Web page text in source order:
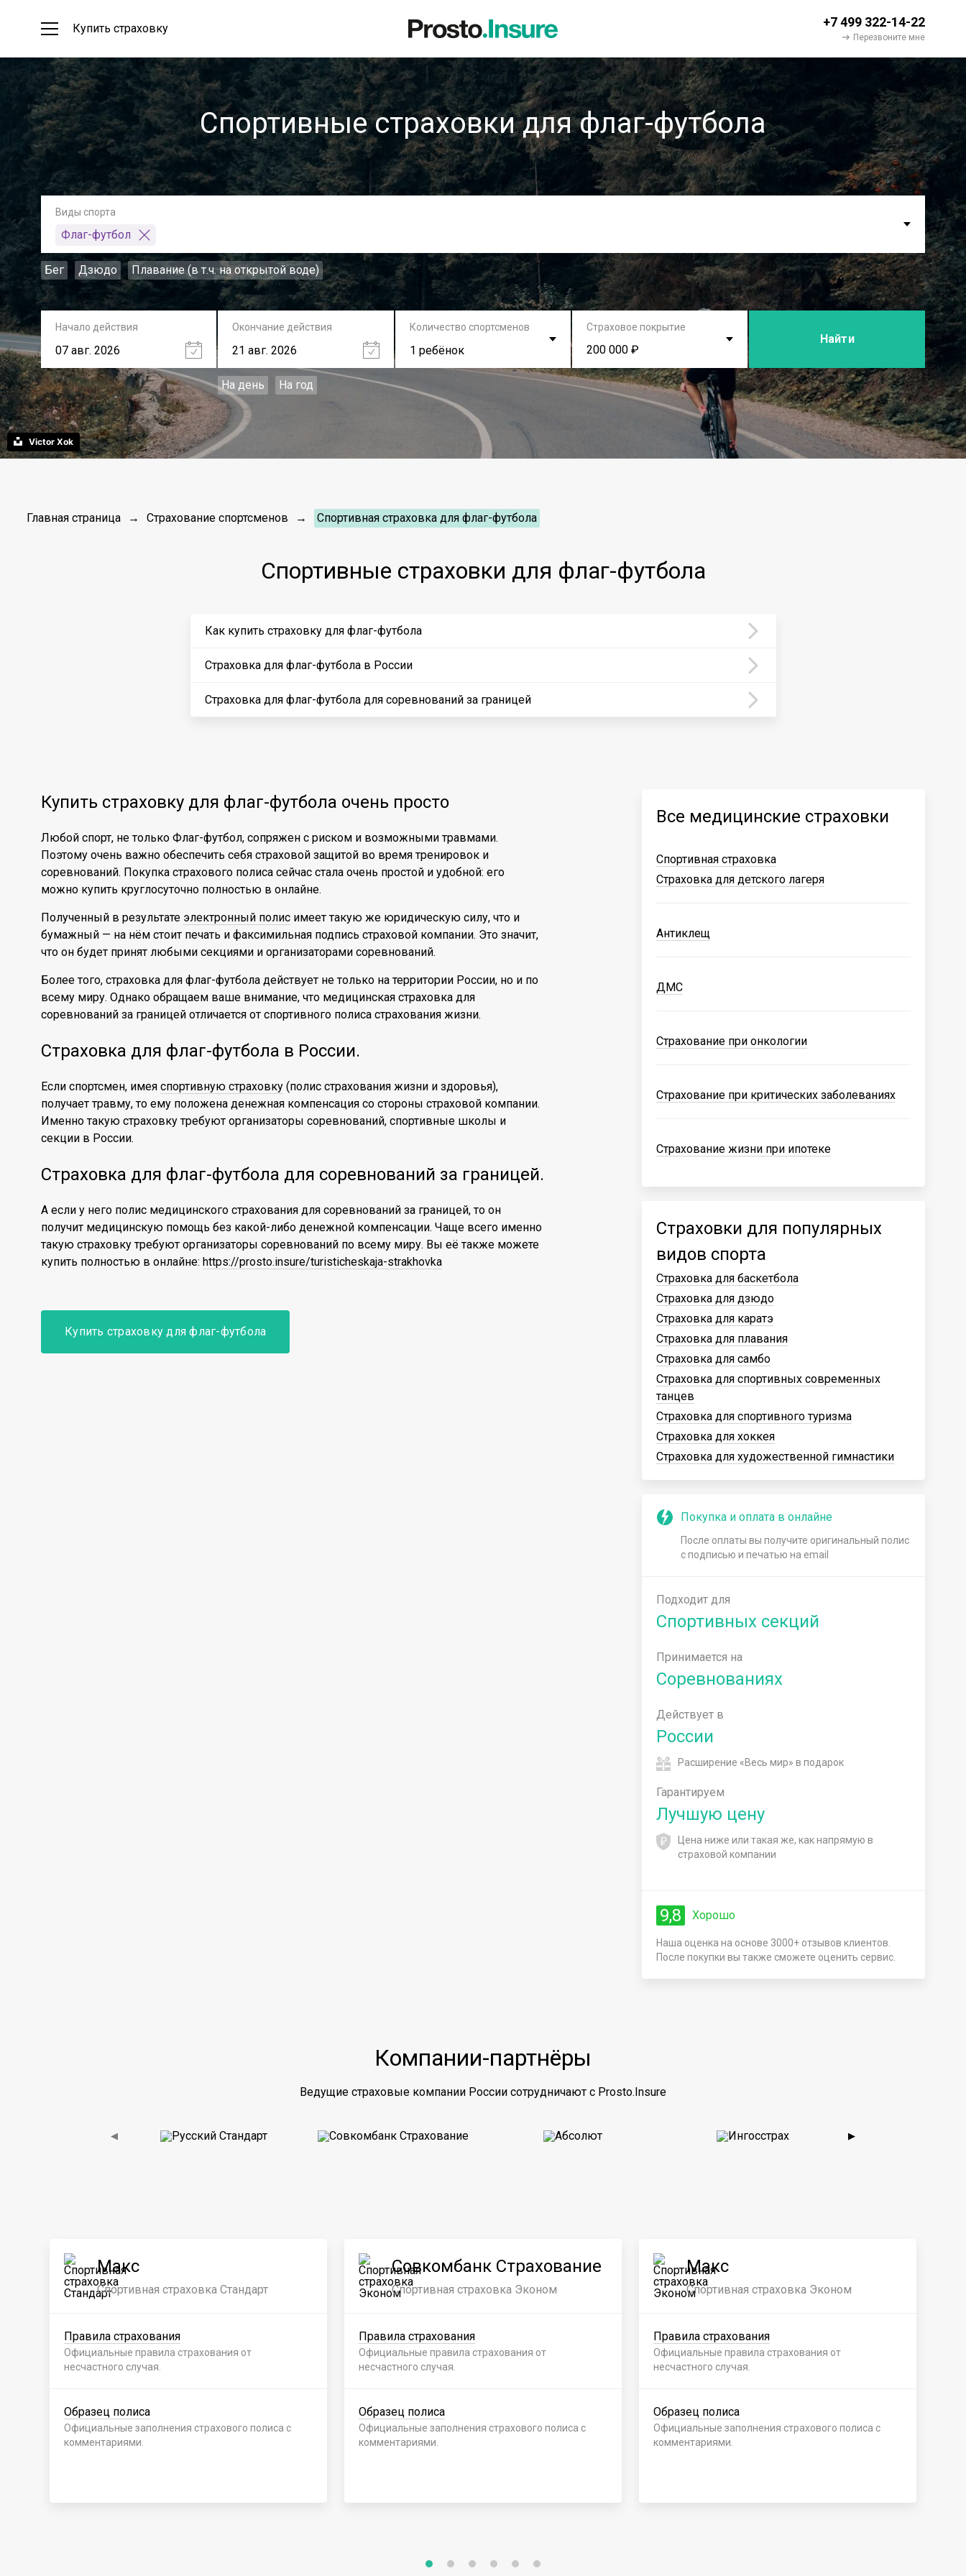
Купить страховку +7 499 322-14-22
Перезвоните мне
Спортивные страховки для флаг-футбола
Victor Xok
Виды спорта
Флаг-футбол
Бег Дзюдо Плавание (в т.ч. на открытой воде)
Начало действия Окончание действия
На день На год
Количество спортсменов
1 ребёнок
Страховое покрытие
200 000 ₽
Найти
Главная страница Страхование спортсменов Спортивная страховка для флаг-футбола
Спортивные страховки для флаг-футбола
Как купить страховку для флаг-футбола
Страховка для флаг-футбола в России
Страховка для флаг-футбола для соревнований за границей
Купить страховку для флаг-футбола очень просто
Любой спорт, не только Флаг-футбол, сопряжен с риском и возможными травмами.
Поэтому очень важно обеспечить себя страховой защитой во время тренировок и
соревнований. Покупка страхового полиса сейчас стала очень простой и удобной: его
можно купить круглосуточно полностью в онлайне.
Полученный в результате электронный полис имеет такую же юридическую силу, что и
бумажный — на нём стоит печать и факсимильная подпись страховой компании. Это значит,
что он будет принят любыми секциями и организаторами соревнований.
Более того, страховка для флаг-футбола действует не только на территории России, но и по
всему миру. Однако обращаем ваше внимание, что медицинская страховка для
соревнований за границей отличается от спортивного полиса страхования жизни.
Страховка для флаг-футбола в России.
Если спортсмен, имея спортивную страховку (полис страхования жизни и здоровья),
получает травму, то ему положена денежная компенсация со стороны страховой компании.
Именно такую страховку требуют организаторы соревнований, спортивные школы и
секции в России.
Страховка для флаг-футбола для соревнований за границей.
А если у него полис медицинского страхования для соревнований за границей, то он
получит медицинскую помощь без какой-либо денежной компенсации. Чаще всего именно
такую страховку требуют организаторы соревнований по всему миру. Вы её также можете
купить полностью в онлайне: https://prosto.insure/turisticheskaja-strakhovka
Купить страховку для флаг-футбола
Все медицинские страховки
Спортивная страховка
Страховка для детского лагеря
Антиклещ
ДМС
Страхование при онкологии
Страхование при критических заболеваниях
Страхование жизни при ипотеке
Страховки для популярных
видов спорта
Страховка для баскетбола
Страховка для дзюдо
Страховка для каратэ
Страховка для плавания
Страховка для самбо
Страховка для спортивных современных
танцев
Страховка для спортивного туризма
Страховка для хоккея
Страховка для художественной гимнастики
Покупка и оплата в онлайне
После оплаты вы получите оригинальный полис
с подписью и печатью на email
Подходит для
Спортивных секций
Принимается на
Соревнованиях
Действует в
России
Расширение «Весь мир» в подарок
Гарантируем
Лучшую цену
Цена ниже или такая же, как напрямую в
страховой компании
9,8 Хорошо
Наша оценка на основе 3000+ отзывов клиентов.
После покупки вы также сможете оценить сервис.
Компании-партнёры
Ведущие страховые компании России сотрудничают с Prosto.Insure
◀ ▶
Макс
Спортивная страховка Стандарт
Правила страхования
Официальные правила страхования от
несчастного случая.
Образец полиса
Официальные заполнения страхового полиса с
комментариями.
Совкомбанк Страхование
Спортивная страховка Эконом
Правила страхования
Официальные правила страхования от
несчастного случая.
Образец полиса
Официальные заполнения страхового полиса с
комментариями.
Макс
Спортивная страховка Эконом
Правила страхования
Официальные правила страхования от
несчастного случая.
Образец полиса
Официальные заполнения страхового полиса с
комментариями.